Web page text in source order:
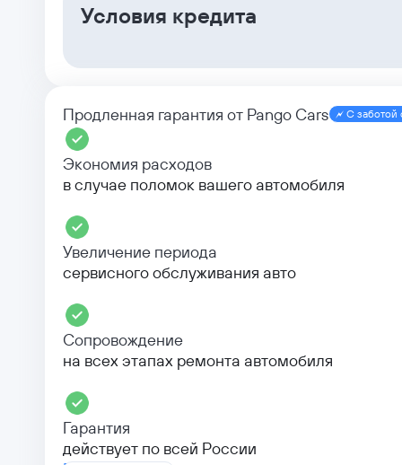
Условия кредита
Продленная гарантия от Pango Cars С заботой
Экономия расходов
в случае поломок вашего автомобиля
Увеличение периода
сервисного обслуживания авто
Сопровождение
на всех этапах ремонта автомобиля
Гарантия
действует по всей России